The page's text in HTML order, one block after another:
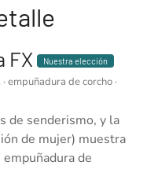
FX Nuestra elección
empuñadura de corcho ·
de senderismo, y la
de mujer) muestra
de